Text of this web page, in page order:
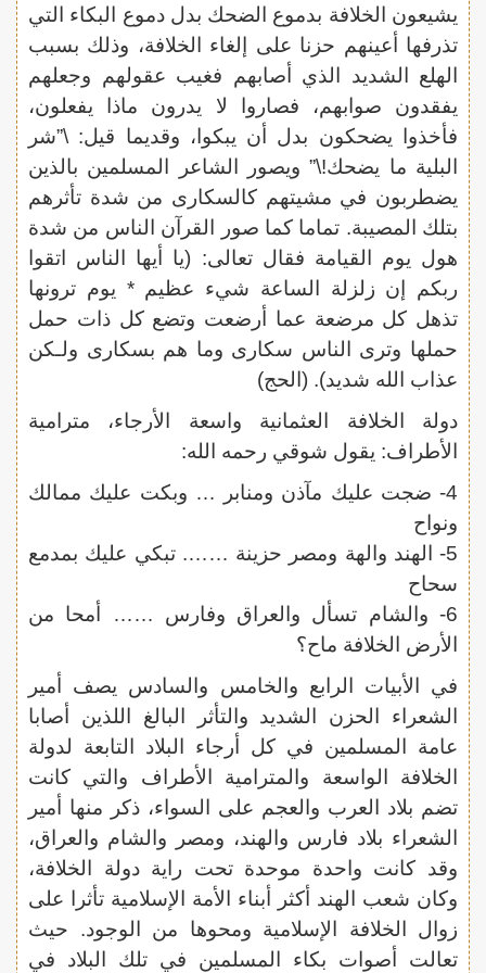
يشيعون الخلافة بدموع الضحك بدل دموع البكاء التي
تذرفها أعينهم حزنا على إلغاء الخلافة، وذلك بسبب
الهلع الشديد الذي أصابهم فغيب عقولهم وجعلهم
يفقدون صوابهم، فصاروا لا يدرون ماذا يفعلون،
فأخذوا يضحكون بدل أن يبكوا، وقديما قيل: \”شر
البلية ما يضحك!\” ويصور الشاعر المسلمين بالذين
يضطربون في مشيتهم كالسكارى من شدة تأثرهم
بتلك المصيبة. تماما كما صور القرآن الناس من شدة
هول يوم القيامة فقال تعالى: (يا أيها الناس اتقوا
ربكم إن زلزلة الساعة شيء عظيم * يوم ترونها
تذهل كل مرضعة عما أرضعت وتضع كل ذات حمل
حملها وترى الناس سكارى وما هم بسكارى ولـكن
عذاب الله شديد). (الحج)
دولة الخلافة العثمانية واسعة الأرجاء، مترامية
الأطراف: يقول شوقي رحمه الله:
4- ضجت عليك مآذن ومنابر … وبكت عليك ممالك
ونواح
5- الهند والهة ومصر حزينة ……. تبكي عليك بمدمع
سحاح
6- والشام تسأل والعراق وفارس …… أمحا من
الأرض الخلافة ماح؟
في الأبيات الرابع والخامس والسادس يصف أمير
الشعراء الحزن الشديد والتأثر البالغ اللذين أصابا
عامة المسلمين في كل أرجاء البلاد التابعة لدولة
الخلافة الواسعة والمترامية الأطراف والتي كانت
تضم بلاد العرب والعجم على السواء، ذكر منها أمير
الشعراء بلاد فارس والهند، ومصر والشام والعراق،
وقد كانت واحدة موحدة تحت راية دولة الخلافة،
وكان شعب الهند أكثر أبناء الأمة الإسلامية تأثرا على
زوال الخلافة الإسلامية ومحوها من الوجود. حيث
تعالت أصوات بكاء المسلمين في تلك البلاد في